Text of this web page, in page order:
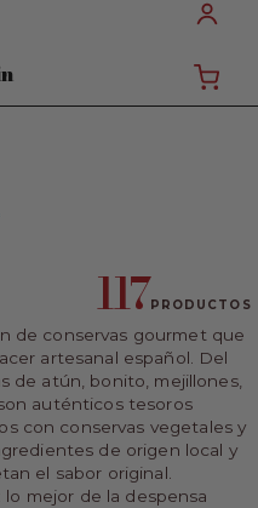
de conservas gourmet que
artesanal español. Del
de atún, bonito, mejillones,
auténticos tesoros
con conservas vegetales y
de origen local y
el sabor original.
mejor de la despensa
117PRODUCTOS